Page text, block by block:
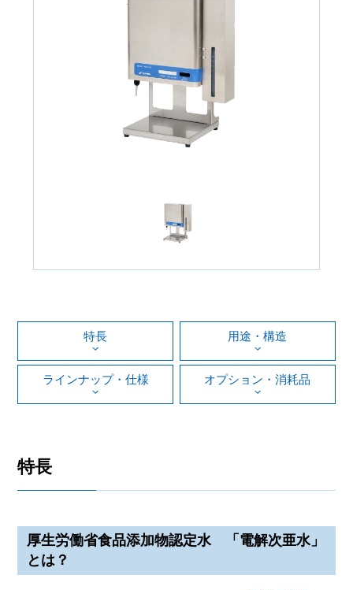
特長 用途・構造
ラインナップ・仕様 オプション・消耗品
特長
厚生労働省食品添加物認定水 「電解次亜水」
とは？